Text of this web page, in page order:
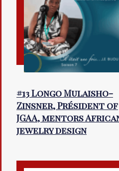
#13 Longo Mulaisho-
Zinsner, Président of
JGAA, mentors
jewelry design